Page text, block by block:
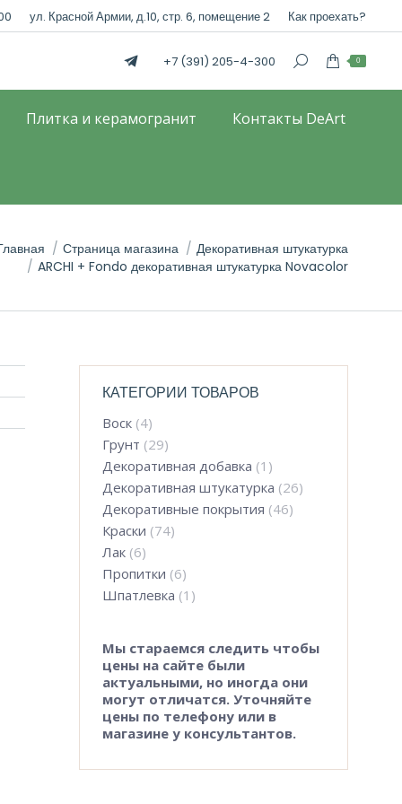
ул. Красной Армии, д.10, стр. 6, помещение 2 Как проехать?
+7 (391) 205-4-300 0
Плитка и керамогранит Контакты DeArt
Страница магазина
Декоративная штукатурка
ARCHI + Fondo декоративная штукатурка Novacolor
КАТЕГОРИИ ТОВАРОВ
Воск (4)
Грунт (29)
Декоративная добавка (1)
Декоративная штукатурка (26)
Декоративные покрытия (46)
Краски (74)
Лак (6)
Пропитки (6)
Шпатлевка (1)
Мы стараемся следить чтобы
цены на сайте были
актуальными, но иногда они
могут отличатся. Уточняйте
цены по телефону или в
магазине у консультантов.